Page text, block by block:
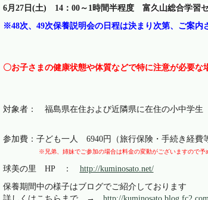
6月27日(土) 14：00～1時間半程度 富久山総合学習
※48次、49次保養説明会の日程は決まり次第、ご案内
〇お子さまの健康状態や体質などで特に注意が必要
対象者： 福島県在住および近隣県に在住の小中学生
参加費：子ども一人 6940円（旅行保険・手続き経費
※兄弟、姉妹でご参加の場合は料金の変動がございますので予め
球美の里 HP ： http://kuminosato.net/
保養期間中の様子はブログでご紹介しております